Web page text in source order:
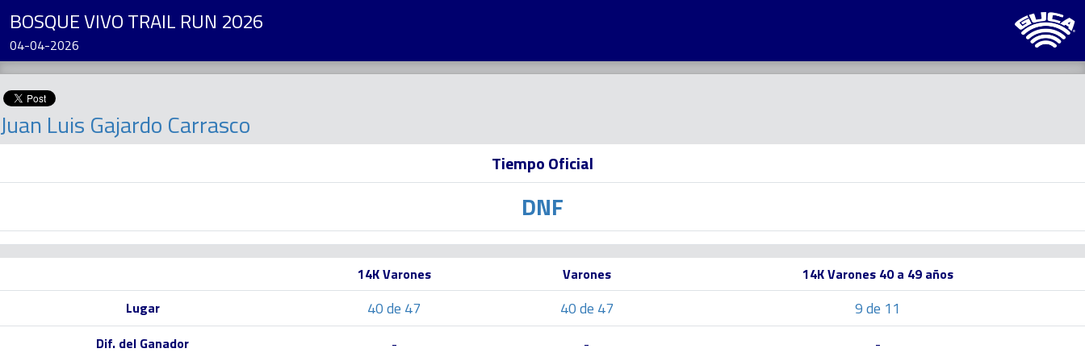
BOSQUE VIVO TRAIL RUN 2026
04-04-2026
Juan Luis Gajardo Carrasco
Tiempo Oficial
DNF
14K Varones Varones
14K Varones 40 a 49 años
Lugar
40 de 47 40 de 47 9 de 11
Dif. del Ganador - - -